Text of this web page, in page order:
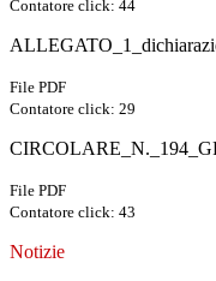
Contatore click: 44
File PDF
Contatore click: 29
File PDF
Contatore click: 43
Notizie